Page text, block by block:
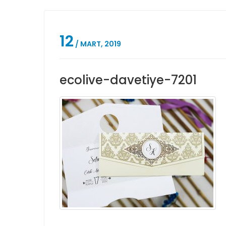
12 / MART, 2019
ecolive-davetiye-7201